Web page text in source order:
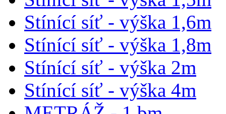
Stínící síť - výška 1,6m
Stínící síť - výška 1,8m
Stínící síť - výška 2m
Stínící síť - výška 4m